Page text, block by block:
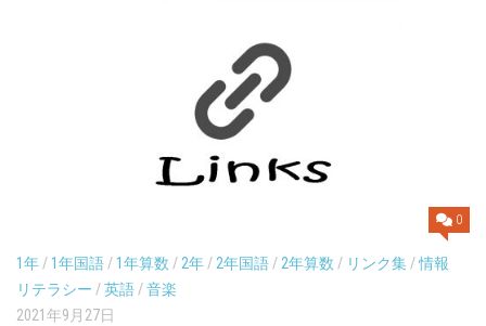
0
1年 / 1年国語 / 1年算数 / 2年 / 2年国語 / 2年算数 / リンク集 /情報
リテラシー /英語 /音楽
2021年9月27日